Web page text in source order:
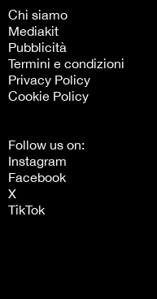
Chi siamo
Mediakit
Pubblicità
Termini e condizioni
Privacy Policy
Cookie Policy
Follow us on:
Instagram
Facebook
X
TikTok